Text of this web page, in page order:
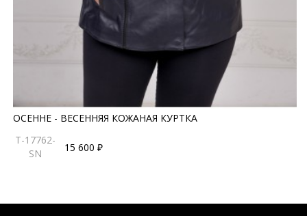
ОСЕННЕ - ВЕСЕННЯЯ КОЖАНАЯ КУРТКА
T-17762-
SN
15 600 ₽